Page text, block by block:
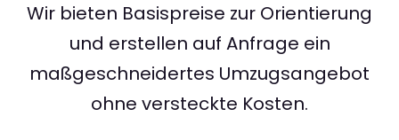
Wir bieten Basispreise zur Orientierung
und erstellen auf Anfrage ein
maßgeschneidertes Umzugsangebot
ohne versteckte Kosten.